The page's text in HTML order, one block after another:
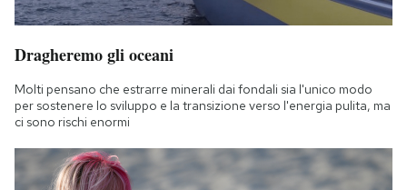
Dragheremo gli oceani
Molti pensano che estrarre minerali dai fondali sia l'unico modo
per sostenere lo sviluppo e la transizione verso l'energia pulita, ma
ci sono rischi enormi